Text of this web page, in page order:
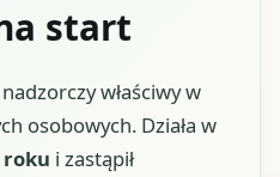
start
właściwy w
osobowych. Działa w
roku i zastąpił